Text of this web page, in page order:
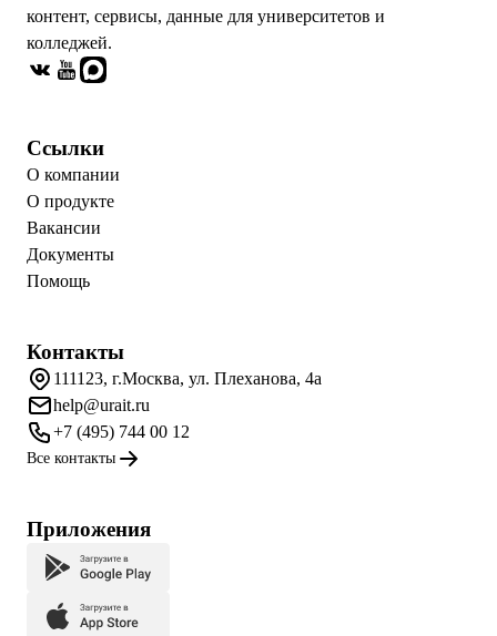
контент, сервисы, данные для университетов и
колледжей.
Ссылки
О компании
О продукте
Вакансии
Документы
Помощь
Контакты
111123, г.Москва, ул. Плеханова, 4а
help@urait.ru
+7 (495) 744 00 12
Все контакты
Приложения